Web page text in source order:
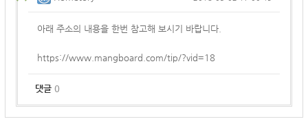
아래 주소의 내용을 한번 참고해 보시기 바랍니다.
https://www.mangboard.com/tip/?vid=18
댓글 0